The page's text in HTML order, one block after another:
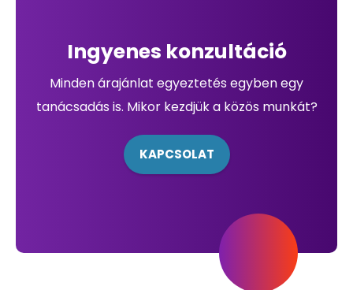
Ingyenes konzultáció
Minden árajánlat egyeztetés egyben egy
tanácsadás is. Mikor kezdjük a közös munkát?
KAPCSOLAT